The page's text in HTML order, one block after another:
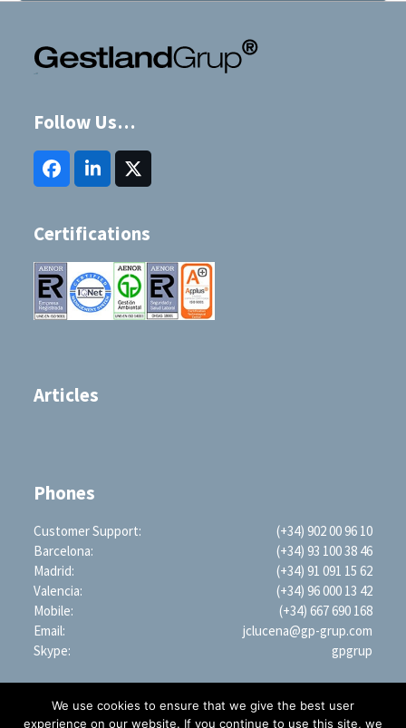
Follow Us…
FacebookLinkedInTwitter
(deprecated)
Certifications
Articles
Phones
Customer Support:
(+34) 902 00 96 10
Barcelona:
(+34) 93 100 38 46
Madrid:
(+34) 91 091 15 62
Valencia:
(+34) 96 000 13 42
Mobile:
(+34) 667 690 168
Email:
jclucena@gp-grup.com
Skype:
gpgrup
We use cookies to ensure that we give the best user
experience on our website. If you continue to use this site, we